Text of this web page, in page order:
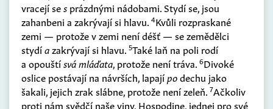
vracejí ses prázdnými nádobami. Stydí se, jsou
zahanbeni a zakrývají si hlavu. 4Kvůli rozpraskané
zemi — protože v zemi není déšť — se zemědělci
stydíazakrývají si hlavu. 5Také laň na poli rodí
a opouštísvá mláďata, protože není tráva. 6Divoké
oslice postávají na návrších, lapajípodechu jako
šakali, jejich zrak slábne, protože není zeleň. 7Ačkoliv
proti nám svědčí naše viny, Hospodine, jednej pro své